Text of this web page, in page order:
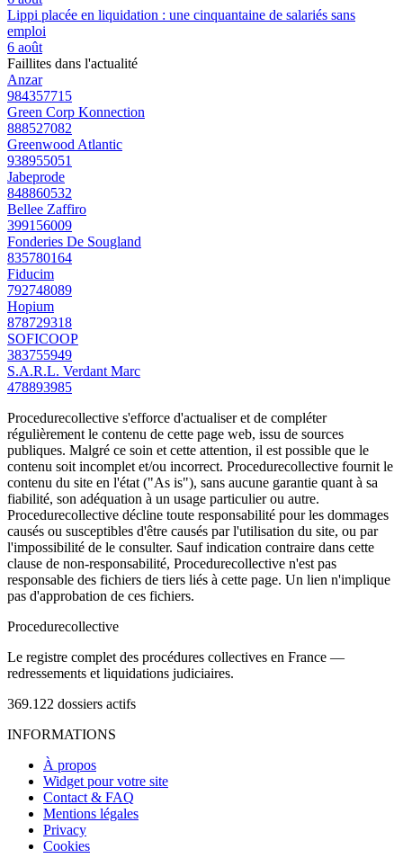
Lippi placée en liquidation : une cinquantaine de salariés sans
emploi
6 août
Faillites dans l'actualité
Anzar
984357715
Green Corp Konnection
888527082
Greenwood Atlantic
938955051
Jabeprode
848860532
Bellee Zaffiro
399156009
Fonderies De Sougland
835780164
Fiducim
792748089
Hopium
878729318
SOFICOOP
383755949
S.A.R.L. Verdant Marc
478893985
Procedurecollective s'efforce d'actualiser et de compléter
régulièrement le contenu de cette page web, issu de sources
publiques. Malgré ce soin et cette attention, il est possible que le
contenu soit incomplet et/ou incorrect. Procedurecollective fournit le
contenu du site en l'état ("As is"), sans aucune garantie quant à sa
fiabilité, son adéquation à un usage particulier ou autre.
Procedurecollective décline toute responsabilité pour les dommages
causés ou susceptibles d'être causés par l'utilisation du site, ou par
l'impossibilité de le consulter. Sauf indication contraire dans cette
clause de non-responsabilité, Procedurecollective n'est pas
responsable des fichiers de tiers liés à cette page. Un lien n'implique
pas d'approbation de ces fichiers.
Procedurecollective
Le registre complet des procédures collectives en France —
redressements et liquidations judiciaires.
369.122 dossiers actifs
INFORMATIONS
À propos
Widget pour votre site
Contact & FAQ
Mentions légales
Privacy
Cookies